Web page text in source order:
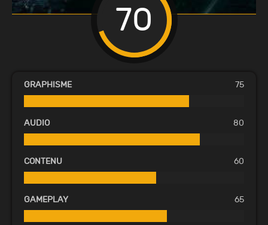
70
GRAPHISME 75
AUDIO 80
CONTENU 60
GAMEPLAY 65